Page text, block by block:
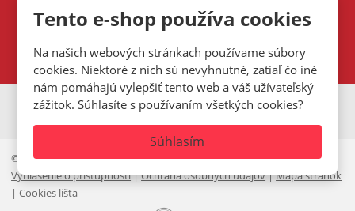
Tento e-shop používa cookies
Na našich webových stránkach používame súbory
cookies. Niektoré z nich sú nevyhnutné, zatiaľ čo iné
nám pomáhajú vylepšiť tento web a váš užívateľský
zážitok. Súhlasíte s používaním všetkých cookies?
Súhlasím
ECHOSLINE
Kontaktujte nás
© 2026, Mystic.CZ s.r.o.
Vyhlásenie o prístupnosti|Ochrana osobných údajov|Mapa stránok
|Cookies lišta
VISA MasterCard
Maestro